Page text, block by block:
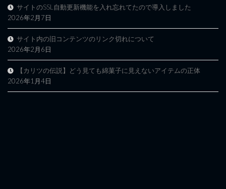
サイトのSSL自動更新機能を入れ忘れてたので導入しました
2026年2月7日
サイト内の旧コンテンツのリンク切れについて
2026年2月6日
【カリツの伝説】どう見ても綿菓子に見えないアイテムの正体
2026年1月4日